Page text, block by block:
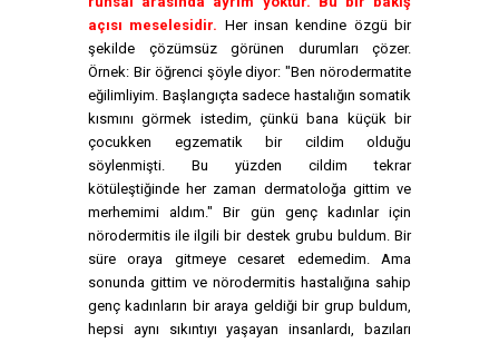
açısı meselesidir. Her insan kendine özgü bir
şekilde çözümsüz görünen durumları çözer.
Örnek: Bir öğrenci şöyle diyor: "Ben nörodermatite
eğilimliyim. Başlangıçta sadece hastalığın somatik
kısmını görmek istedim, çünkü bana küçük bir
çocukken egzematik bir cildim olduğu
söylenmişti. Bu yüzden cildim tekrar
kötüleştiğinde her zaman dermatoloğa gittim ve
merhemimi aldım." Bir gün genç kadınlar için
nörodermitis ile ilgili bir destek grubu buldum. Bir
süre oraya gitmeye cesaret edemedim. Ama
sonunda gittim ve nörodermitis hastalığına sahip
genç kadınların bir araya geldiği bir grup buldum,
hepsi aynı sıkıntıyı yaşayan insanlardı, bazıları